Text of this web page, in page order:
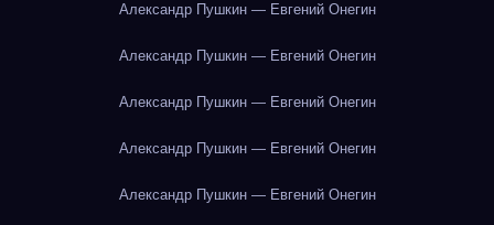
Александр Пушкин — Евгений Онегин
Александр Пушкин — Евгений Онегин
Александр Пушкин — Евгений Онегин
Александр Пушкин — Евгений Онегин
Александр Пушкин — Евгений Онегин